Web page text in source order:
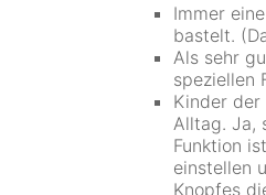
Immer
bastelt.
Als sehr
speziellen
Kinder der
Alltag. Ja,
Funktion
einstellen
Knopfes